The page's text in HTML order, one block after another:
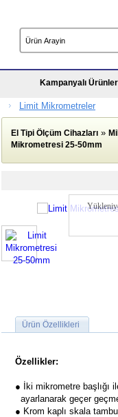
Kampanyalı Ürünler
Limit Mikrometreler
El Tipi Ölçüm Cihazları »
Mikrometresi 25-50mm
Ürün Özellikleri
Özellikler:
● İki mikrometre başlığı
ayarlanarak geçer
● Krom kaplı skala